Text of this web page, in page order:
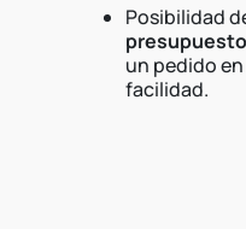
Posibilidad
un pedido
facilidad.